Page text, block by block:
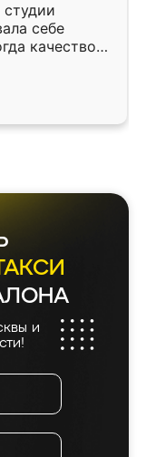
себе
качеством
уже почти
и